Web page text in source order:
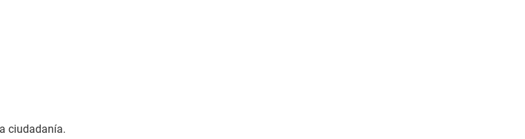
ciudadanía.